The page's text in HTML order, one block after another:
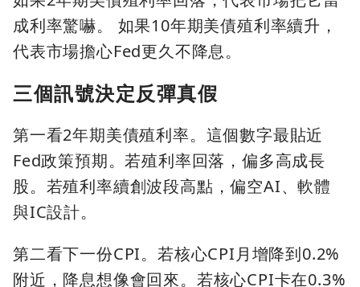
成利率驚嚇。 如果10年期美債殖利率續升，
代表市場擔心Fed更久不降息。
三個訊號決定反彈真假
第一看2年期美債殖利率。這個數字最貼近
Fed政策預期。若殖利率回落，偏多高成長
股。若殖利率續創波段高點，偏空AI、軟體
與IC設計。
第二看下一份CPI。若核心CPI月增降到0.2%
附近，降息想像會回來。若核心CPI卡在0.3%